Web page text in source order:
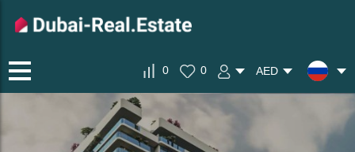
0 0 AED